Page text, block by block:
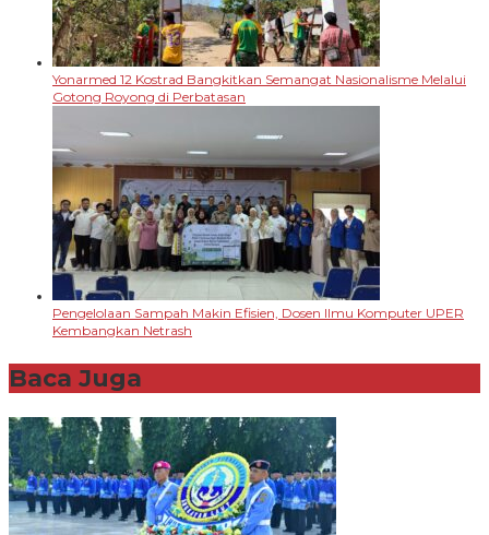
Yonarmed 12 Kostrad Bangkitkan Semangat Nasionalisme Melalui
Gotong Royong di Perbatasan
Pengelolaan Sampah Makin Efisien, Dosen Ilmu Komputer UPER
Kembangkan Netrash
Baca Juga